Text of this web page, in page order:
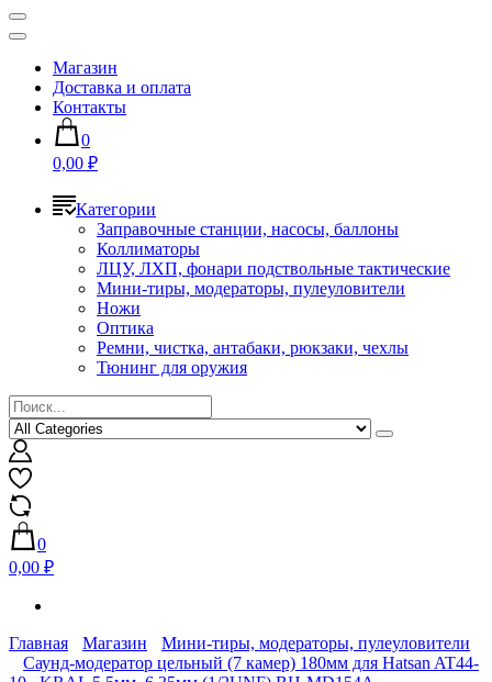
Магазин
Доставка и оплата
Контакты
0
0,00 ₽
Категории
Заправочные станции, насосы, баллоны
Коллиматоры
ЛЦУ, ЛХП, фонари подствольные тактические
Мини-тиры, модераторы, пулеуловители
Ножи
Оптика
Ремни, чистка, антабаки, рюкзаки, чехлы
Тюнинг для оружия
0
0,00 ₽
Главная Магазин
Мини-тиры, модераторы, пулеуловители
Саунд-модератор цельный (7 камер) 180мм для Hatsan AT44-